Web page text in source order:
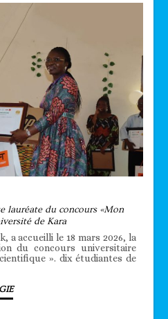
lauréate du concours «Mon
de Kara
a accueilli le 18 mars 2026, la
du concours universitaire
». dix étudiantes de